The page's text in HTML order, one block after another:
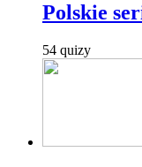
Polskie
54 quizy